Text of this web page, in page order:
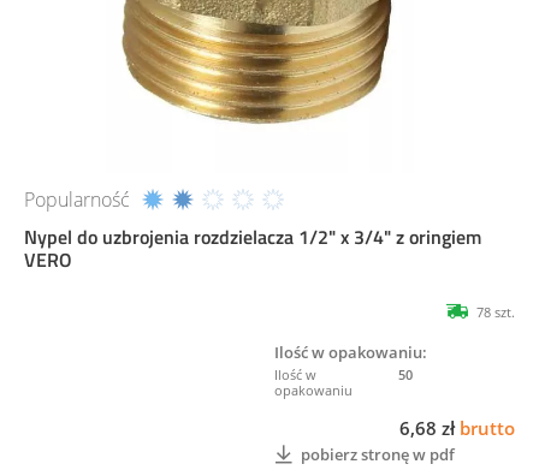
Popularność
Nypel do uzbrojenia rozdzielacza 1/2" x 3/4" z oringiem
VERO
78 szt.
Ilość w opakowaniu:
50
6,68 zł brutto
pobierz stronę w pdf